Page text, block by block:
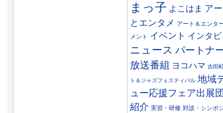
まっ子 よこはま ア
とエンタメ アート＆エンタ
メント
イベント インタ
ニュース パートナ
放送番組 ヨコハマ 吉田
ト＆ジャズフェスティバル 地域
ュー応援フェア出展
紹介 実習・研修 対談・シンポ